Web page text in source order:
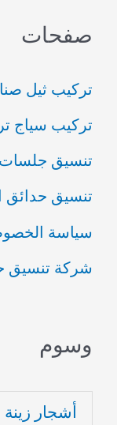
صفحات
تركيب ثيل صناعي
تركيب سياج تركي
تنسيق جلسات
تنسيق حدائق
سياسة
شركة تنسيق
وسوم
أشجار